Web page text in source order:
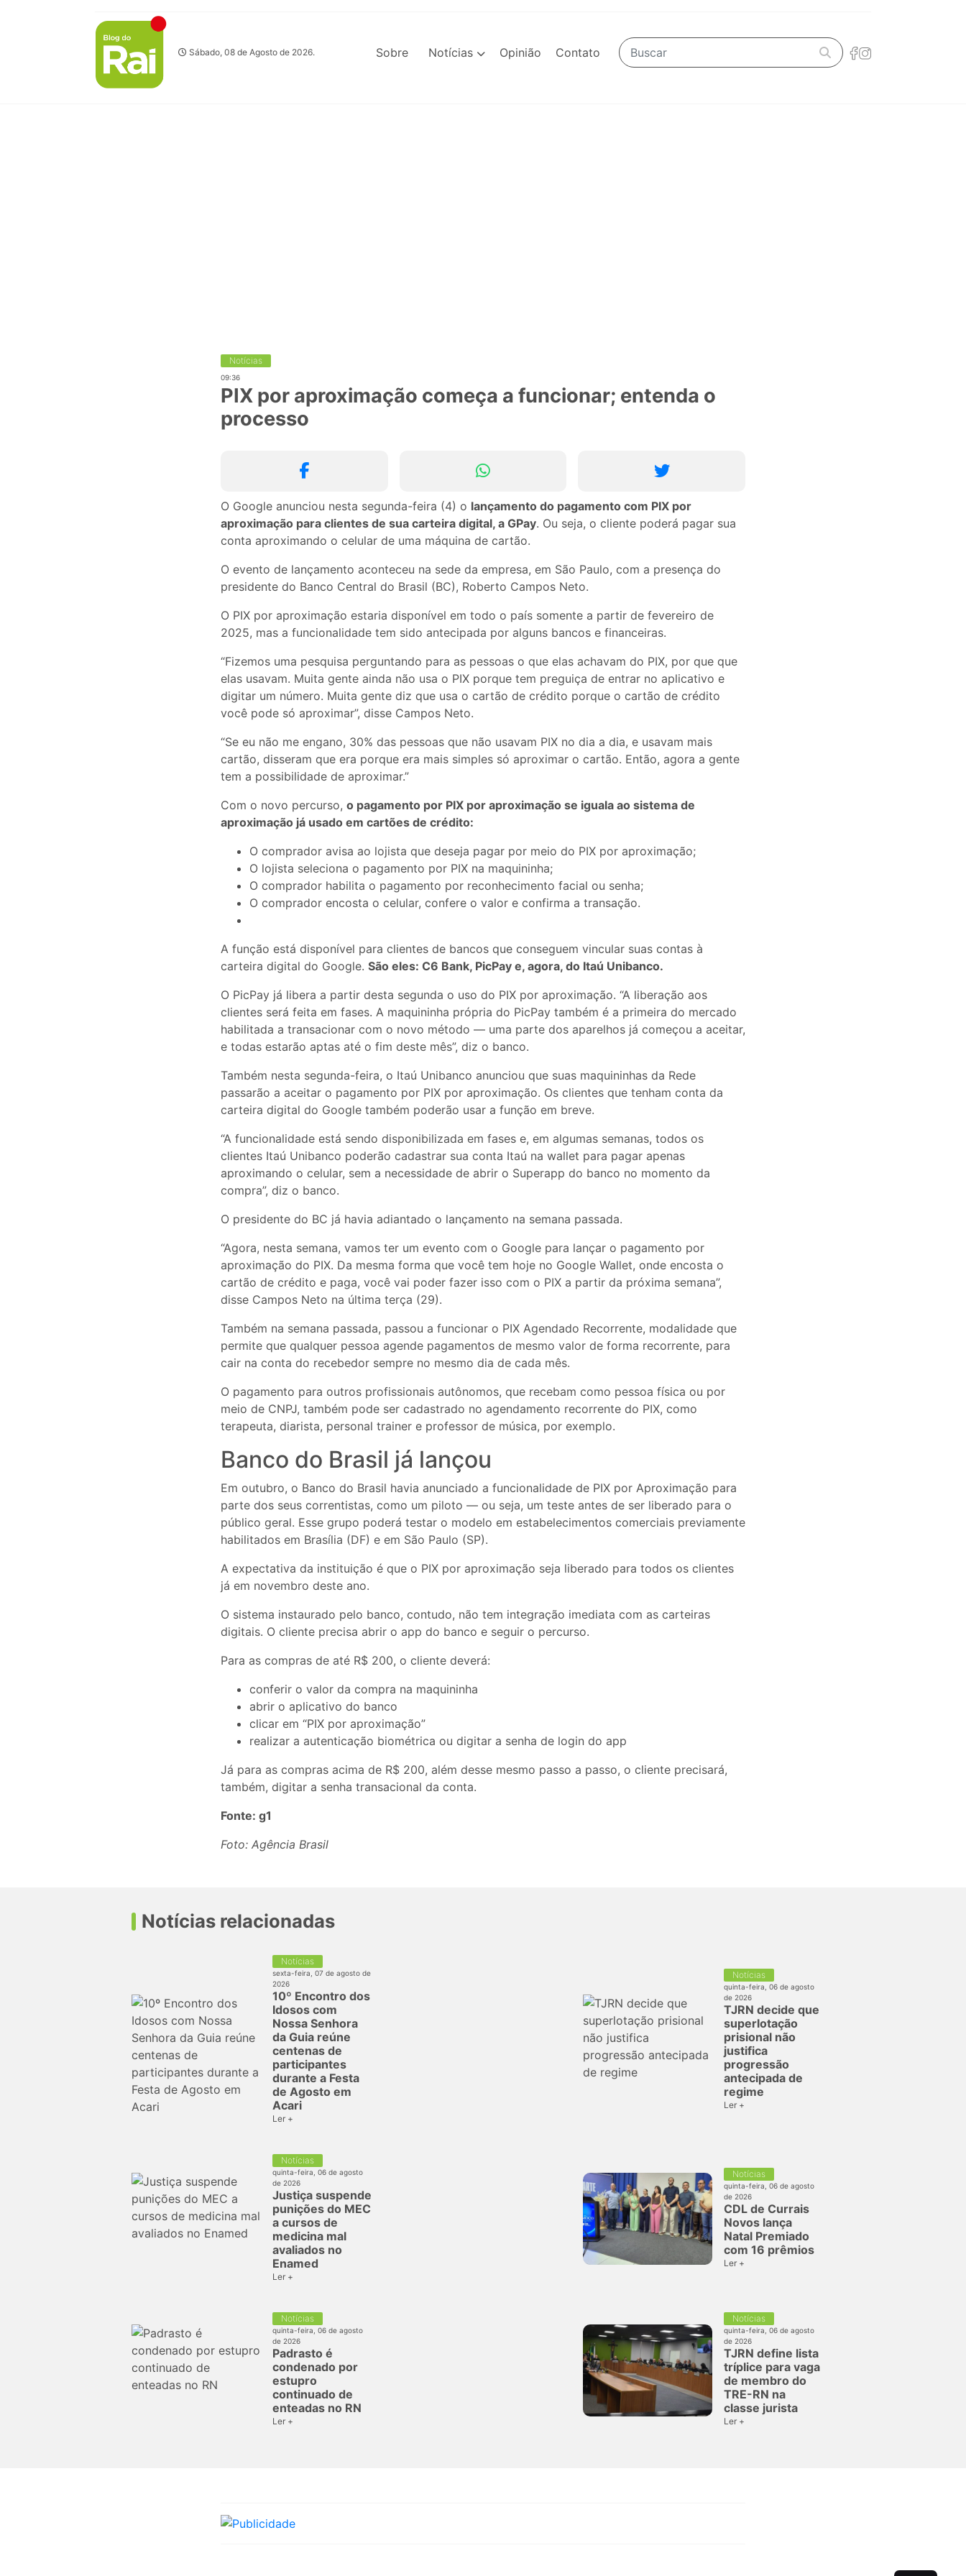
Sábado, 08 de Agosto de 2026. Sobre Notícias Opinião Contato
Notícias
09:36
PIX por aproximação começa a funcionar; entenda o
processo
O Google anunciou nesta segunda-feira (4) o lançamento do pagamento com PIX por
aproximação para clientes de sua carteira digital, a GPay. Ou seja, o cliente poderá pagar sua
conta aproximando o celular de uma máquina de cartão.
O evento de lançamento aconteceu na sede da empresa, em São Paulo, com a presença do
presidente do Banco Central do Brasil (BC), Roberto Campos Neto.
O PIX por aproximação estaria disponível em todo o país somente a partir de fevereiro de
2025, mas a funcionalidade tem sido antecipada por alguns bancos e financeiras.
“Fizemos uma pesquisa perguntando para as pessoas o que elas achavam do PIX, por que que
elas usavam. Muita gente ainda não usa o PIX porque tem preguiça de entrar no aplicativo e
digitar um número. Muita gente diz que usa o cartão de crédito porque o cartão de crédito
você pode só aproximar”, disse Campos Neto.
“Se eu não me engano, 30% das pessoas que não usavam PIX no dia a dia, e usavam mais
cartão, disseram que era porque era mais simples só aproximar o cartão. Então, agora a gente
tem a possibilidade de aproximar.”
Com o novo percurso, o pagamento por PIX por aproximação se iguala ao sistema de
aproximação já usado em cartões de crédito:
O comprador avisa ao lojista que deseja pagar por meio do PIX por aproximação;
O lojista seleciona o pagamento por PIX na maquininha;
O comprador habilita o pagamento por reconhecimento facial ou senha;
O comprador encosta o celular, confere o valor e confirma a transação.
A função está disponível para clientes de bancos que conseguem vincular suas contas à
carteira digital do Google. São eles: C6 Bank, PicPay e, agora, do Itaú Unibanco.
O PicPay já libera a partir desta segunda o uso do PIX por aproximação. “A liberação aos
clientes será feita em fases. A maquininha própria do PicPay também é a primeira do mercado
habilitada a transacionar com o novo método — uma parte dos aparelhos já começou a aceitar,
e todas estarão aptas até o fim deste mês”, diz o banco.
Também nesta segunda-feira, o Itaú Unibanco anunciou que suas maquininhas da Rede
passarão a aceitar o pagamento por PIX por aproximação. Os clientes que tenham conta da
carteira digital do Google também poderão usar a função em breve.
“A funcionalidade está sendo disponibilizada em fases e, em algumas semanas, todos os
clientes Itaú Unibanco poderão cadastrar sua conta Itaú na wallet para pagar apenas
aproximando o celular, sem a necessidade de abrir o Superapp do banco no momento da
compra”, diz o banco.
O presidente do BC já havia adiantado o lançamento na semana passada.
“Agora, nesta semana, vamos ter um evento com o Google para lançar o pagamento por
aproximação do PIX. Da mesma forma que você tem hoje no Google Wallet, onde encosta o
cartão de crédito e paga, você vai poder fazer isso com o PIX a partir da próxima semana”,
disse Campos Neto na última terça (29).
Também na semana passada, passou a funcionar o PIX Agendado Recorrente, modalidade que
permite que qualquer pessoa agende pagamentos de mesmo valor de forma recorrente, para
cair na conta do recebedor sempre no mesmo dia de cada mês.
O pagamento para outros profissionais autônomos, que recebam como pessoa física ou por
meio de CNPJ, também pode ser cadastrado no agendamento recorrente do PIX, como
terapeuta, diarista, personal trainer e professor de música, por exemplo.
Banco do Brasil já lançou
Em outubro, o Banco do Brasil havia anunciado a funcionalidade de PIX por Aproximação para
parte dos seus correntistas, como um piloto — ou seja, um teste antes de ser liberado para o
público geral. Esse grupo poderá testar o modelo em estabelecimentos comerciais previamente
habilitados em Brasília (DF) e em São Paulo (SP).
A expectativa da instituição é que o PIX por aproximação seja liberado para todos os clientes
já em novembro deste ano.
O sistema instaurado pelo banco, contudo, não tem integração imediata com as carteiras
digitais. O cliente precisa abrir o app do banco e seguir o percurso.
Para as compras de até R$ 200, o cliente deverá:
conferir o valor da compra na maquininha
abrir o aplicativo do banco
clicar em “PIX por aproximação”
realizar a autenticação biométrica ou digitar a senha de login do app
Já para as compras acima de R$ 200, além desse mesmo passo a passo, o cliente precisará,
também, digitar a senha transacional da conta.
Fonte: g1
Foto: Agência Brasil
Notícias relacionadas
Notícias
sexta-feira, 07 de agosto de
2026
10º Encontro dos
Idosos com
Nossa Senhora
da Guia reúne
centenas de
participantes
durante a Festa
de Agosto em
Acari
Ler +
Notícias
quinta-feira, 06 de agosto
de 2026
TJRN decide que
superlotação
prisional não
justifica
progressão
antecipada de
regime
Ler +
Notícias
quinta-feira, 06 de agosto
de 2026
Justiça suspende
punições do MEC
a cursos de
medicina mal
avaliados no
Enamed
Ler +
Notícias
quinta-feira, 06 de agosto
de 2026
CDL de Currais
Novos lança
Natal Premiado
com 16 prêmios
Ler +
Notícias
quinta-feira, 06 de agosto
de 2026
Padrasto é
condenado por
estupro
continuado de
enteadas no RN
Ler +
Notícias
quinta-feira, 06 de agosto
de 2026
TJRN define lista
tríplice para vaga
de membro do
TRE-RN na
classe jurista
Ler +